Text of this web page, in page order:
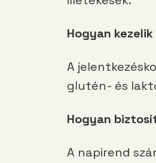
Hogyan
A
glutén- és
Hogyan
A napirend